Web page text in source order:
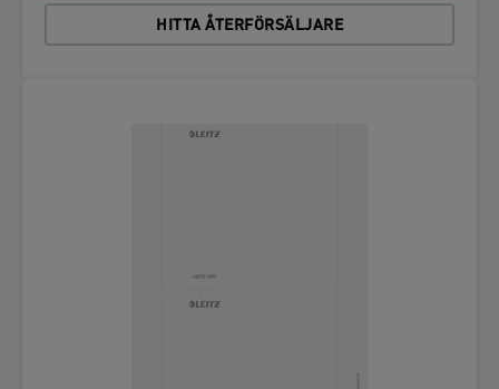
HITTA ÅTERFÖRSÄLJARE